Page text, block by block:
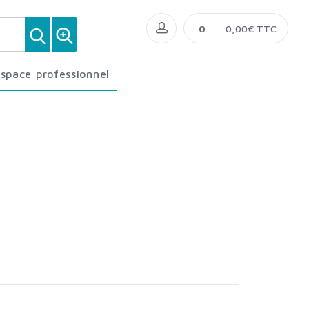
Espace professionnel
0 0,00€ TTC